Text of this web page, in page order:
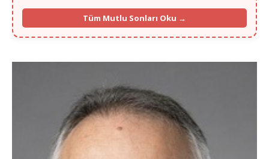
"Gurbette yalnızlık zordu ama Murat Bey'in ilgisi ve portalı
sayesinde Köln'den hayat arkadaşımı buldum."
- Fatma K. (Köln)
"İlk başta ilan vermek için çekinmiştim, 13. yılınızı görünce
"Frankfurt'ta yaşıyorum, eşim de buradan. Vesile olduğunuz için
Allah razı olsun Murat Bey kardeşim."
- Caner A. (Frankfurt)
Tüm Mutlu Sonları Oku →